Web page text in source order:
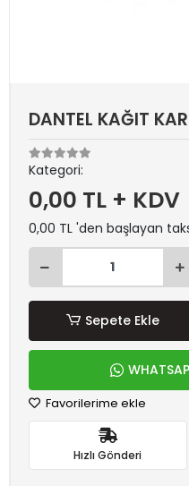
DANTEL KAĞIT
Kategori:
0,00 TL + KDV
0,00 TL 'den başlayan
Sepete Ekle
Favorilerime ekle
Hızlı Gönderi